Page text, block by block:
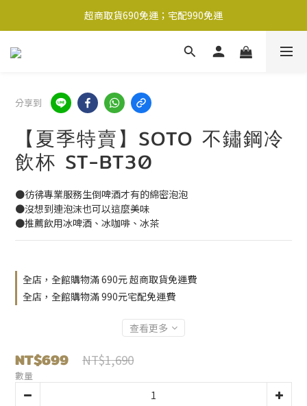
超商取貨690免運；宅配990免運
超商取貨690免運；宅配990免運
1-2工作天內出貨
分享到
【夏季特賣】SOTO 不鏽鋼冷
飲杯 ST-BT30
●彷彿專業服務生倒啤酒才有的綿密泡泡
●沒想到連泡沫也可以這麼美味
●推薦飲用冰啤酒、冰咖啡、冰茶
全店，全館購物滿 690元 超商取貨免運費
全店，全館購物滿 990元宅配免運費
查看更多
NT$699 NT$1,690
數量